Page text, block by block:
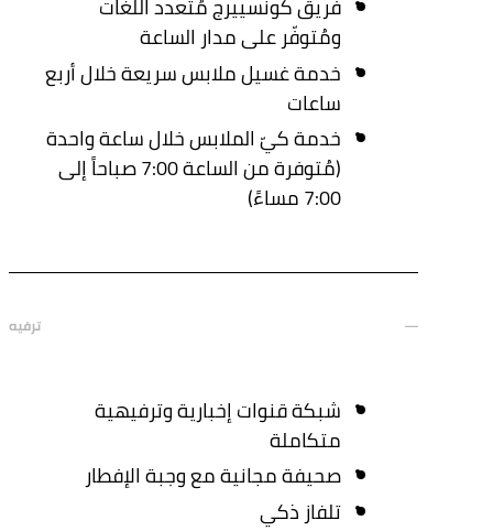
ومُتوفّر على مدار الساعة
خدمة غسيل ملابس سريعة خلال أربع
ساعات
خدمة كيّ الملابس خلال ساعة واحدة
(مُتوفرة من الساعة 7:00 صباحاً إلى
7:00 مساءً)
ترفيه
شبكة قنوات إخبارية وترفيهية
متكاملة
صحيفة مجانية مع وجبة الإفطار
تلفاز ذكي